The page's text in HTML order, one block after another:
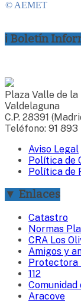
ℹ Boletín
Plaza Valle de la
Valdelaguna
C.P. 28391
Teléfono: 91 893
Aviso Legal
Política de
Política de
▼ Enlaces
Catastro
Normas
CRA Los
Amigos y
Protectora
112
Comunidad
Aracove